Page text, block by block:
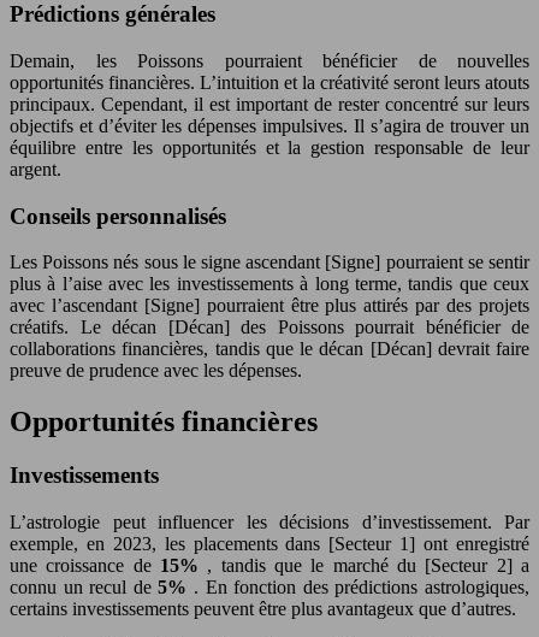
Prédictions générales
Demain, les Poissons pourraient bénéficier de nouvelles
opportunités financières. L’intuition et la créativité seront leurs atouts
principaux. Cependant, il est important de rester concentré sur leurs
objectifs et d’éviter les dépenses impulsives. Il s’agira de trouver un
équilibre entre les opportunités et la gestion responsable de leur
argent.
Conseils personnalisés
Les Poissons nés sous le signe ascendant [Signe] pourraient se sentir
plus à l’aise avec les investissements à long terme, tandis que ceux
avec l’ascendant [Signe] pourraient être plus attirés par des projets
créatifs. Le décan [Décan] des Poissons pourrait bénéficier de
collaborations financières, tandis que le décan [Décan] devrait faire
preuve de prudence avec les dépenses.
Opportunités financières
Investissements
L’astrologie peut influencer les décisions d’investissement. Par
exemple, en 2023, les placements dans [Secteur 1] ont enregistré
une croissance de 15% , tandis que le marché du [Secteur 2] a
connu un recul de5% . En fonction des prédictions astrologiques,
certains investissements peuvent être plus avantageux que d’autres.